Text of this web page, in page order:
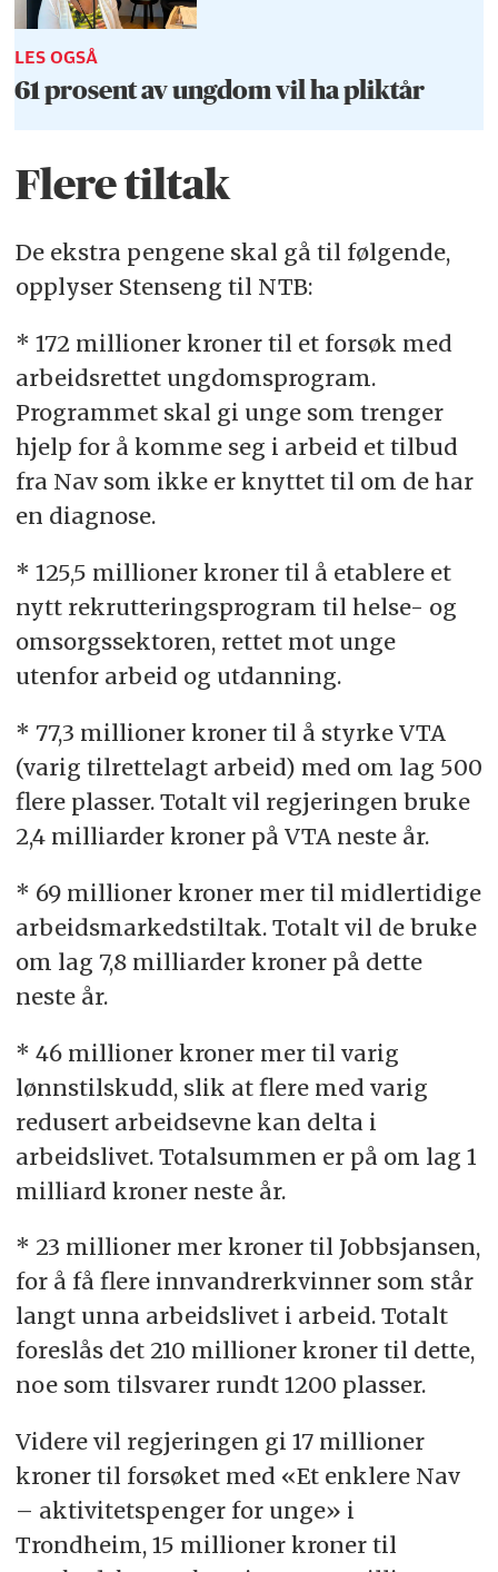
LES OGSÅ
61 prosent av ungdom vil ha pliktår
Flere tiltak
De ekstra pengene skal gå til følgende,
opplyser Stenseng til NTB:
* 172 millioner kroner til et forsøk med
arbeidsrettet ungdomsprogram.
Programmet skal gi unge som trenger
hjelp for å komme seg i arbeid et tilbud
fra Nav som ikke er knyttet til om de har
en diagnose.
* 125,5 millioner kroner til å etablere et
nytt rekrutteringsprogram til helse- og
omsorgssektoren, rettet mot unge
utenfor arbeid og utdanning.
* 77,3 millioner kroner til å styrke VTA
(varig tilrettelagt arbeid) med om lag 500
flere plasser. Totalt vil regjeringen bruke
2,4 milliarder kroner på VTA neste år.
* 69 millioner kroner mer til midlertidige
arbeidsmarkedstiltak. Totalt vil de bruke
om lag 7,8 milliarder kroner på dette
neste år.
* 46 millioner kroner mer til varig
lønnstilskudd, slik at flere med varig
redusert arbeidsevne kan delta i
arbeidslivet. Totalsummen er på om lag 1
milliard kroner neste år.
* 23 millioner mer kroner til Jobbsjansen,
for å få flere innvandrerkvinner som står
langt unna arbeidslivet i arbeid. Totalt
foreslås det 210 millioner kroner til dette,
noe som tilsvarer rundt 1200 plasser.
Videre vil regjeringen gi 17 millioner
kroner til forsøket med «Et enklere Nav
– aktivitetspenger for unge» i
Trondheim, 15 millioner kroner til